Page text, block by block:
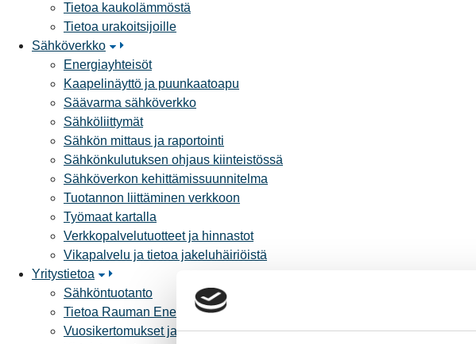
Tietoa kaukolämmöstä
Tietoa urakoitsijoille
Sähköverkko
Energiayhteisöt
Kaapelinäyttö ja puunkaatoapu
Säävarma sähköverkko
Sähköliittymät
Sähkön mittaus ja raportointi
Sähkönkulutuksen ohjaus kiinteistössä
Sähköverkon kehittämissuunnitelma
Tuotannon liittäminen verkkoon
Työmaat kartalla
Verkkopalvelutuotteet ja hinnastot
Vikapalvelu ja tietoa jakeluhäiriöistä
Yritystietoa
Sähköntuotanto
Tietoa Rauman Energiasta
Vuosikertomukset ja asiakaslehti